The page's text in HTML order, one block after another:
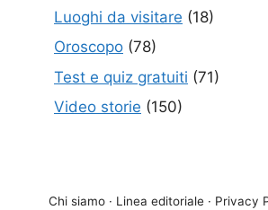
Luoghi da visitare (18)
Oroscopo (78)
Test e quiz gratuiti (71)
Video storie (150)
Chi siamo · Linea editoriale · Privacy